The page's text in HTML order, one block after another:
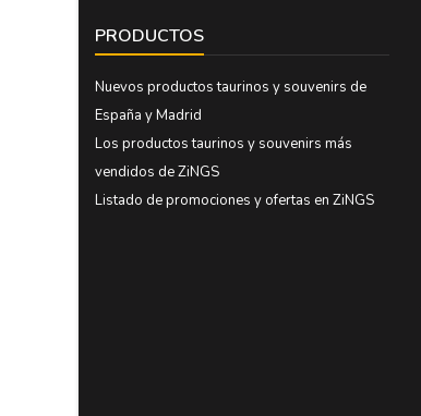
PRODUCTOS
Nuevos productos taurinos y souvenirs de
España y Madrid
Los productos taurinos y souvenirs más
vendidos de ZiNGS
Listado de promociones y ofertas en ZiNGS